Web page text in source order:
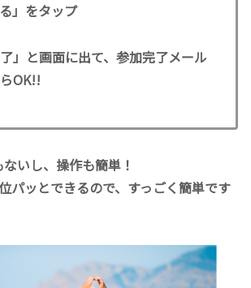
」をタップ
」と画面に出て、参加完了メール
OK!!
いし、操作も簡単！
パッとできるので、すっごく簡単です